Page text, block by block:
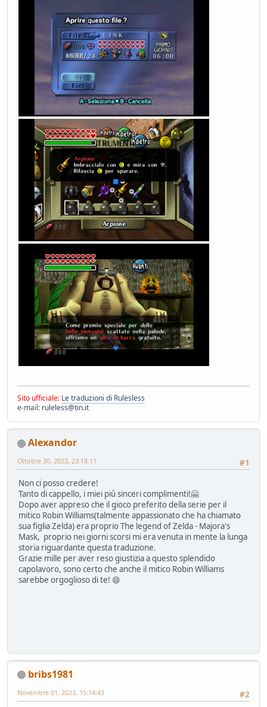
Sito ufficiale: Le traduzioni di Rulesless
e-mail: ruleless@tin.it
Alexandor
#1
Ottobre 30, 2023, 23:18:11
Non ci posso credere!
Tanto di cappello, i miei più sinceri complimenti!🤗
Dopo aver appreso che il gioco preferito della serie per il
mitico Robin Williams(talmente appassionato che ha chiamato
sua figlia Zelda) era proprio The legend of Zelda - Majora's
Mask, proprio nei giorni scorsi mi era venuta in mente la lunga
storia riguardante questa traduzione.
Grazie mille per aver reso giustizia a questo splendido
capolavoro, sono certo che anche il mitico Robin Williams
sarebbe orgoglioso di te! 😄
bribs1981
#2
Novembre 01, 2023, 15:14:43